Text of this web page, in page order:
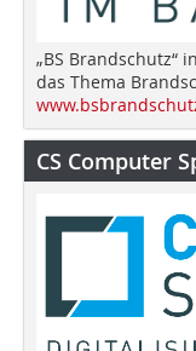
„BS Brandschutz“
das Thema
CS Computer